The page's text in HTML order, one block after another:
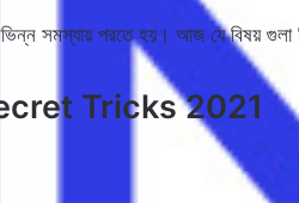
সমস্যায় পরতে হয়। আজ যে বিষয় গুলা
Tricks 2021